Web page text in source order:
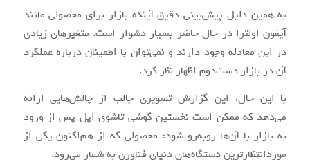
به همین دلیل پیش‌بینی دقیق آینده بازار برای محصولی مانند
آیفون اولترا در حال حاضر بسیار دشوار است. متغیرهای زیادی
در این معادله وجود دارند و نمی‌توان با اطمینان درباره عملکرد
آن در بازار دست‌دوم اظهار نظر کرد.
با این حال، این گزارش تصویری جالب از چالش‌هایی ارائه
می‌دهد که ممکن است نخستین گوشی تاشوی اپل پس از ورود
به بازار با آن‌ها روبه‌رو شود؛ محصولی که از هم‌اکنون یکی از
موردانتظارترین دستگاه‌های دنیای فناوری به شمار می‌رود.